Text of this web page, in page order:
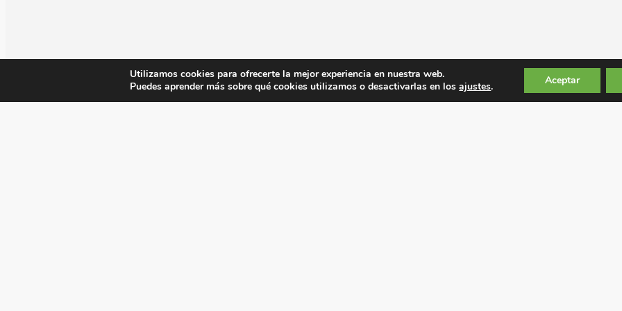
Utilizamos cookies para ofrecerte la mejor experiencia en nuestra web.
Puedes aprender más sobre qué cookies utilizamos o desactivarlas en losajustes. Aceptar